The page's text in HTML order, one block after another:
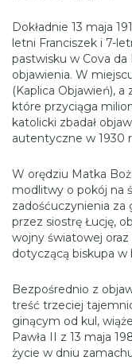
Dokładnie 13 maja
letni Franciszek i 7-
pastwisku w Cova
objawienia. W
(Kaplica Objawień),
które przyciąga
katolicki zbadał
autentyczne w 1930
W orędziu Matka
modlitwy o pokój na
zadośćuczynienia za
przez siostrę Łucję,
wojny światowej
dotyczącą biskupa w
Bezpośrednio z
treść trzeciej
ginącym od kul,
Pawła II z 13 maja
życie w dniu